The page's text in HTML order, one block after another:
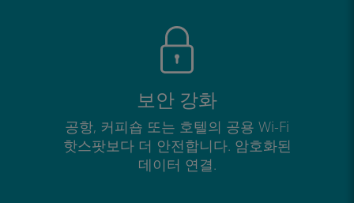
보안 강화
공항, 커피숍 또는 호텔의 공용 Wi-Fi
핫스팟보다 더 안전합니다. 암호화된
데이터 연결.